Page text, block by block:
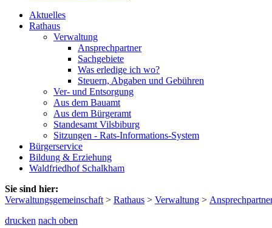
Aktuelles
Rathaus
Verwaltung
Ansprechpartner
Sachgebiete
Was erledige ich wo?
Steuern, Abgaben und Gebühren
Ver- und Entsorgung
Aus dem Bauamt
Aus dem Bürgeramt
Standesamt Vilsbiburg
Sitzungen - Rats-Informations-System
Bürgerservice
Bildung & Erziehung
Waldfriedhof Schalkham
Sie sind hier:
Verwaltungsgemeinschaft > Rathaus > Verwaltung >
drucken nach oben